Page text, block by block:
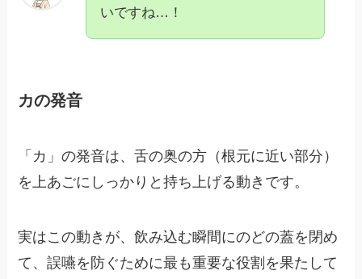
いですね…！
カの発音
「カ」の発音は、舌の奥の方（根元に近い部分）
を上あごにしっかりと持ち上げる動きです。
実はこの動きが、飲み込む瞬間にのどの蓋を閉め
て、誤嚥を防ぐために最も重要な役割を果たして